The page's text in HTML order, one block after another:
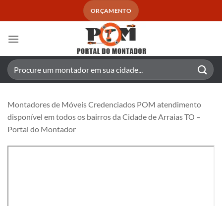
ORÇAMENTO
Pesquisar
por:
Montadores de Móveis Credenciados POM atendimento
disponível em todos os bairros da Cidade de Arraias TO –
Portal do Montador